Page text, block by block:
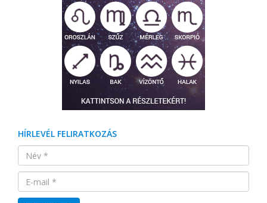
HÍRLEVÉL FELIRATKOZÁS